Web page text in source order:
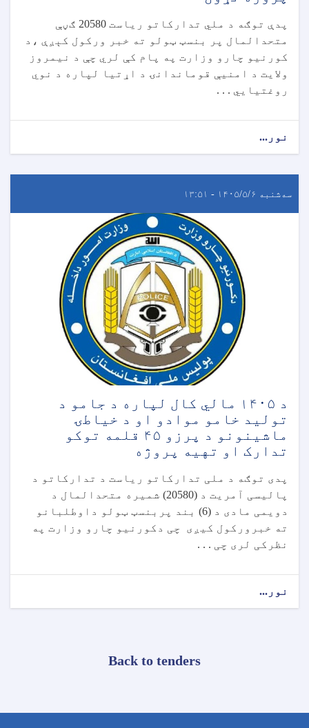
پدې توګه د ملي تدارکاتو ریاست 20580 ګڼې
متحدالمال پر بنسټ ټولو ته خبر ورکول کېږې ،د
کورنیو چارو وزارت په پام کې لري چې د نیمروز
ولایت د امنیې قوماندانۍ د اړتیا لپاره د نوي
روغتیايي . . .
نور...
سه‌شنبه ۱۴۰۵/۵/۶ - ۱۳:۵۱
د ۱۴۰۵ مالي کال لپاره د جامو د
تولید خامو موادو او د خیاطۍ
ماشینونو د پرزو ۴۵ قلمه توکو
تدارک او تهیه پروژه
پدی توګه د ملی تدارکاتو ریاست د تدارکاتو د
پالیسی آمریت د (20580) شمیره متحدالمال د
دویمی مادی د (6) بند پربنسټ ټولو داوطلبانو
ته خبرورکول کیږی چی دکورنیو چارو وزارت په
نظرکی لری چی . . .
نور...
Back to tenders